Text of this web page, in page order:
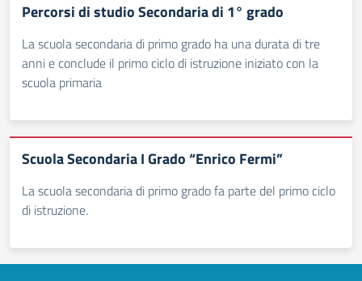
Percorsi di studio Secondaria di 1° grado
La scuola secondaria di primo grado ha una durata di tre
anni e conclude il primo ciclo di istruzione iniziato con la
scuola primaria
Scuola Secondaria I Grado “Enrico Fermi”
La scuola secondaria di primo grado fa parte del primo ciclo
di istruzione.